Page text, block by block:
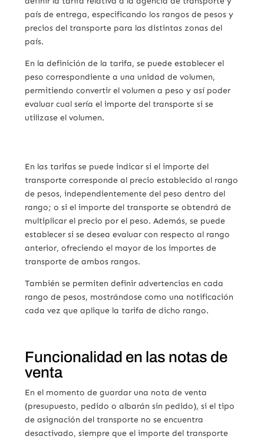
país de entrega, especificando los rangos de pesos y
precios del transporte para las distintas zonas del
país.
En la definición de la tarifa, se puede establecer el
peso correspondiente a una unidad de volumen,
permitiendo convertir el volumen a peso y así poder
evaluar cual sería el importe del transporte si se
utilizase el volumen.
En las tarifas se puede indicar si el importe del
transporte corresponde al precio establecido al rango
de pesos, independientemente del peso dentro del
rango; o si el importe del transporte se obtendrá de
multiplicar el precio por el peso. Además, se puede
establecer si se desea evaluar con respecto al rango
anterior, ofreciendo el mayor de los importes de
transporte de ambos rangos.
También se permiten definir advertencias en cada
rango de pesos, mostrándose como una notificación
cada vez que aplique la tarifa de dicho rango.
Funcionalidad en las notas de
venta
En el momento de guardar una nota de venta
(presupuesto, pedido o albarán sin pedido), si el tipo
de asignación del transporte no se encuentra
desactivado, siempre que el importe del transporte